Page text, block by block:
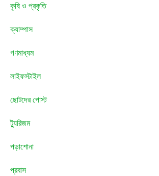
কৃষি ও প্রকৃতি
ক্যাম্পাস
গণমাধ্যম
লাইফস্টাইল
ছোটদের পোস্ট
ট্যুরিজম
পড়াশোনা
প্রবাস